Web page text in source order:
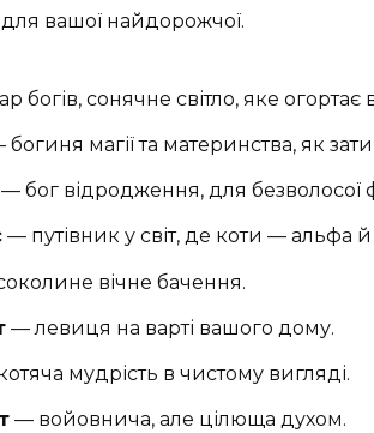
вашої найдорожчої.
богів, сонячне світло, яке огортає
магії та материнства, як
— бог відродження, для безволосої
— путівник у світ, де коти — альфа
вічне бачення.
— левиця на варті вашого дому.
мудрість в чистому вигляді.
— войовнича, але цілюща духом.